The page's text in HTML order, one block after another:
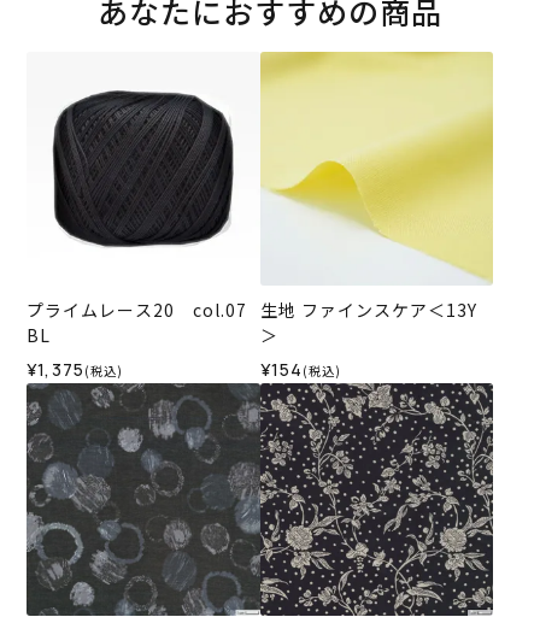
あなたにおすすめの商品
プライムレース20 col.07
BL
¥1,375 (税込)
生地 ファインスケア＜13Y
＞
¥154 (税込)